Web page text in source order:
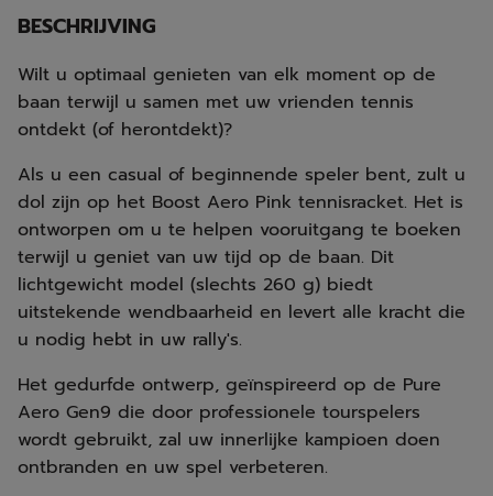
BESCHRIJVING
Wilt u optimaal genieten van elk moment op de
baan terwijl u samen met uw vrienden tennis
ontdekt (of herontdekt)?
Als u een casual of beginnende speler bent, zult u
dol zijn op het Boost Aero Pink tennisracket. Het is
ontworpen om u te helpen vooruitgang te boeken
terwijl u geniet van uw tijd op de baan. Dit
lichtgewicht model (slechts 260 g) biedt
uitstekende wendbaarheid en levert alle kracht die
u nodig hebt in uw rally's.
Het gedurfde ontwerp, geïnspireerd op de Pure
Aero Gen9 die door professionele tourspelers
wordt gebruikt, zal uw innerlijke kampioen doen
ontbranden en uw spel verbeteren.